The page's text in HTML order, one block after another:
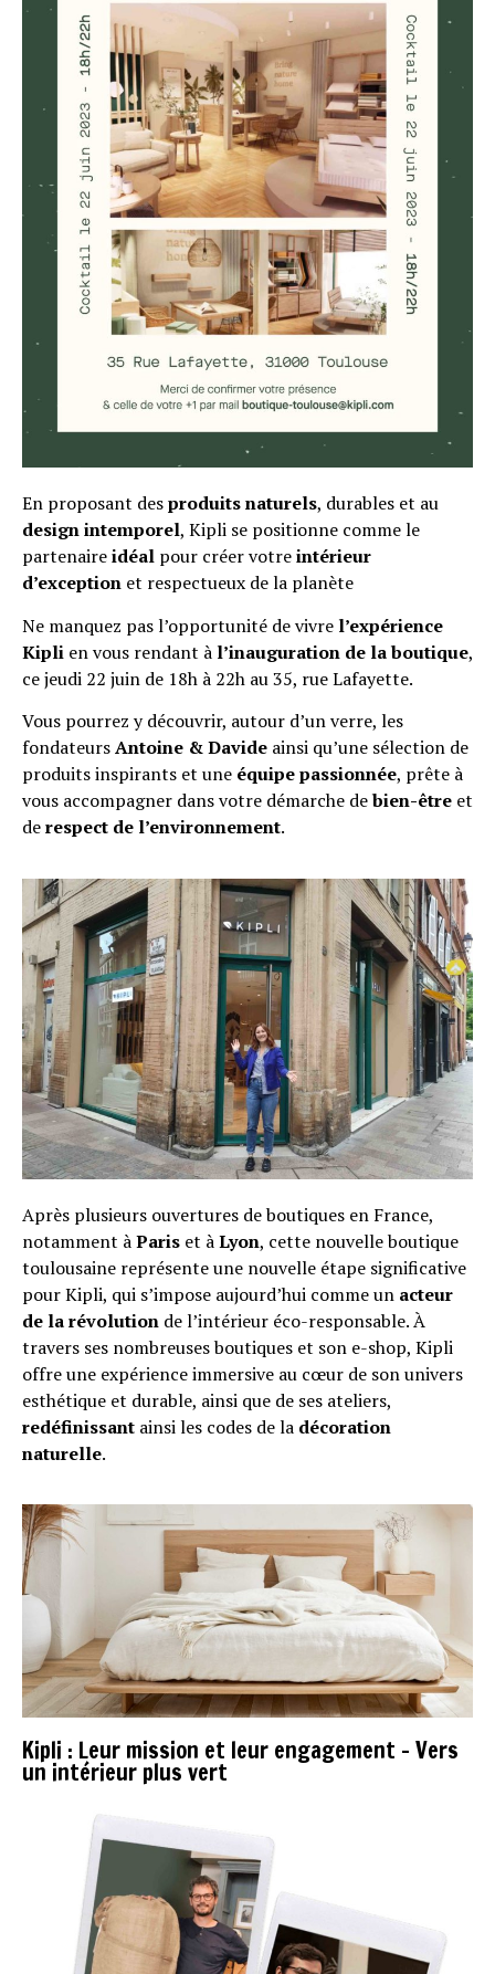
En proposant desproduits naturels, durables et au
design intemporel, Kipli se positionne comme le
partenaireidéal pour créer votreintérieur
d’exception et respectueux de la planète
Ne manquez pas l’opportunité de vivre l’expérience
Kipli en vous rendant à l’inauguration de la boutique,
ce jeudi 22 juin de 18h à 22h au 35, rue Lafayette.
Vous pourrez y découvrir, autour d’un verre, les
fondateursAntoine & Davide ainsi qu’une sélection de
produits inspirants et une équipe passionnée, prête à
vous accompagner dans votre démarche debien-être et
derespect de l’environnement.
Après plusieurs ouvertures de boutiques en France,
notamment àParis et àLyon, cette nouvelle boutique
toulousaine représente une nouvelle étape significative
pour Kipli, qui s’impose aujourd’hui comme un acteur
de la révolution de l’intérieur éco-responsable. À
travers ses nombreuses boutiques et son e-shop, Kipli
offre une expérience immersive au cœur de son univers
esthétique et durable, ainsi que de ses ateliers,
redéfinissant ainsi les codes de la décoration
naturelle.
Kipli : Leur mission et leur engagement - Vers
un intérieur plus vert